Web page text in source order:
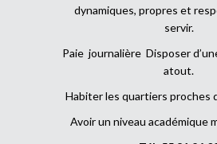
dynamiques, propres et
servir.
Paie journalière Disposer
atout.
Habiter les quartiers proches
Avoir un niveau académique